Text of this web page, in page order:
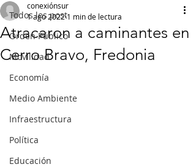
Todos los post
Orden Público
Movilidad
Economía
Medio Ambiente
Infraestructura
Política
Educación
Atracaron a caminantes en
Cerro Bravo, Fredonia
conexiónsur
1 ago 20221 min de lectura